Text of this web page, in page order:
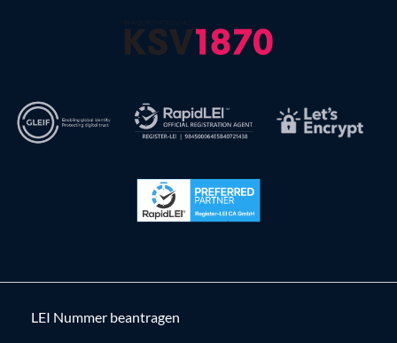
LEI Nummer beantragen